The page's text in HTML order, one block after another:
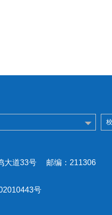
大道33号 邮编：211306
号